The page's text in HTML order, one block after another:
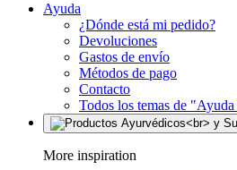
Ayuda
¿Dónde está mi pedido?
Devoluciones
Gastos de envío
Métodos de pago
Contacto
Todos los temas de
More inspiration